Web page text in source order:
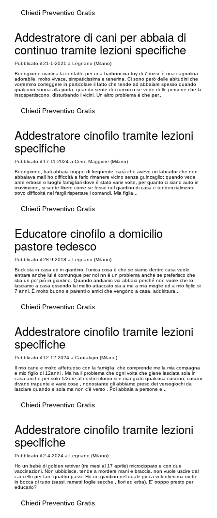
Chiedi Preventivo Gratis
Addestratore di cani per abbaia di
continuo tramite lezioni specifiche
Pubblicato il 21-1-2021 a Legnano (Milano)
Buongiorno martina la contatto per una barboncina toy di 7 mesi: è una cagnolina
adorabile, molto vivace, simpaticissima e tenerina. Ci sono però delle abitudini che
vorremmo correggere in particolare il fatto che tende ad abbaiare spesso quando
qualcuno suona alla porta, quando sente dei rumori o se vede delle persone che la
insospettiscono, disturbando i vicini. Un altro problema è che per...
Chiedi Preventivo Gratis
Addestratore cinofilo tramite lezioni
specifiche
Pubblicato il 17-11-2024 a Cerro Maggiore (Milano)
Buongiorno, hati abbaia troppo di frequente, sarà che avevo un labrador che non
abbaiava mai! ho difficoltà a farlo rimanere vicino senza guinzaglio: quando vede
aree erbose o luoghi famigliari dove è stato varie volte, per quanto ci siano auto in
movimento, si sente libero come se fosse nel giardino di casa e tendenzialmente
trovo difficoltà nel fargli rispettare i comandi. Mia figlia...
Chiedi Preventivo Gratis
Educatore cinofilo a domicilio
pastore tedesco
Pubblicato il 28-9-2018 a Legnano (Milano)
Buck sta in casa ed in giardino, l’unica cosa è che se siamo dentro casa vuole
entrare anche lui è comunque per noi nn è un problema anche se preferisco che
stia un po’ più in giardino. Quando andiamo via abbaia perché non vuole che lo
lasciamo a casa essendo lui molto attaccato sia a me a mia moglie ed a mio figlio si
7 anni. È molto buono e parenti o amici che vengono a casa, addirittura...
Chiedi Preventivo Gratis
Addestratore cinofilo tramite lezioni
specifiche
Pubblicato il 12-12-2024 a Cantalupo (Milano)
Il mio cane e molto affettuoso con la famiglia, che comprende me la mia compagna
e mio figlio di 12anni . Ma ha il problema che ogni volta che giene lasciata sola in
casa anche per solo 1/2ore al nostro ritorno si e mangiato qualcosa cuscino, cuscini
divano trapunte e varie cose , nonostante gli abbiamo preso dei versogiochi da
lasciare quando e sola ma non c'è verso . Poi abbaia a persone e...
Chiedi Preventivo Gratis
Addestratore cinofilo tramite lezioni
specifiche
Pubblicato il 2-4-2024 a Legnano (Milano)
Ho un bebè di golden retriver (tre mesi al 17 aprile) microcippato e con due
vaccinazioni. Non ubbidisce, tende a mordere mani e braccia, non vuole uscire dal
cancello per fare quattro passi. Ho un giardino nel quale gioca volentieri ma mette
in bocca di tutto (sassi, rametti foglie secche , fiori ed erba). E' troppo presto per
educarlo?
Chiedi Preventivo Gratis